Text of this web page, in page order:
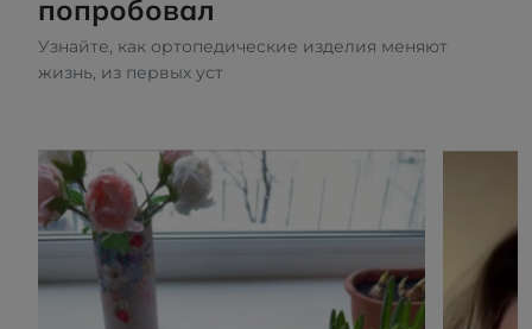
попробовал
Узнайте, как ортопедические изделия меняют
жизнь, из первых уст